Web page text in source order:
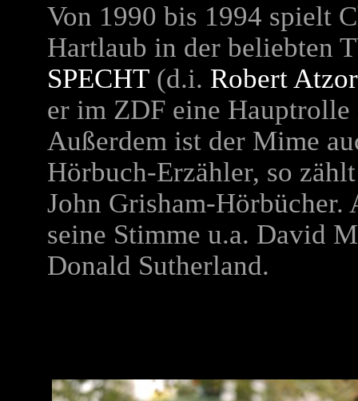
Von 1990 bis 1994 spielt
Hartlaub in der beliebten
SPECHT (d.i. Robert
er im ZDF eine
Außerdem ist der Mime
Hörbuch-Erzähler, so
John Grisham-Hörbücher.
seine Stimme u.a. David
Donald Sutherland.